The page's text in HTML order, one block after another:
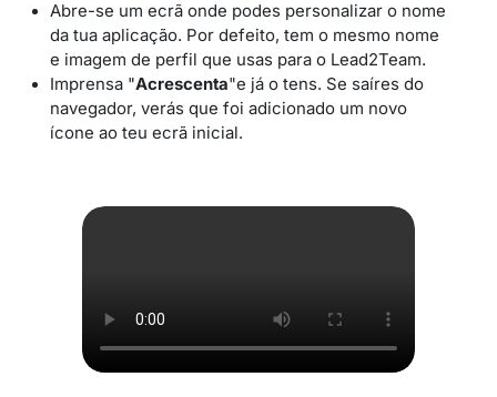
Abre-se um ecrã onde podes personalizar o nome
da tua aplicação. Por defeito, tem o mesmo nome
e imagem de perfil que usas para o Lead2Team.
Imprensa "Acrescenta"e já o tens. Se saíres do
navegador, verás que foi adicionado um novo
ícone ao teu ecrã inicial.